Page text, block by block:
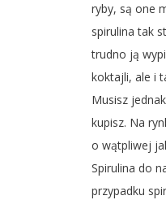
ryby, są one
spirulina tak
trudno ją
koktajli, ale i
Musisz
kupisz. Na
o wątpliwej
Spirulina do
przypadku